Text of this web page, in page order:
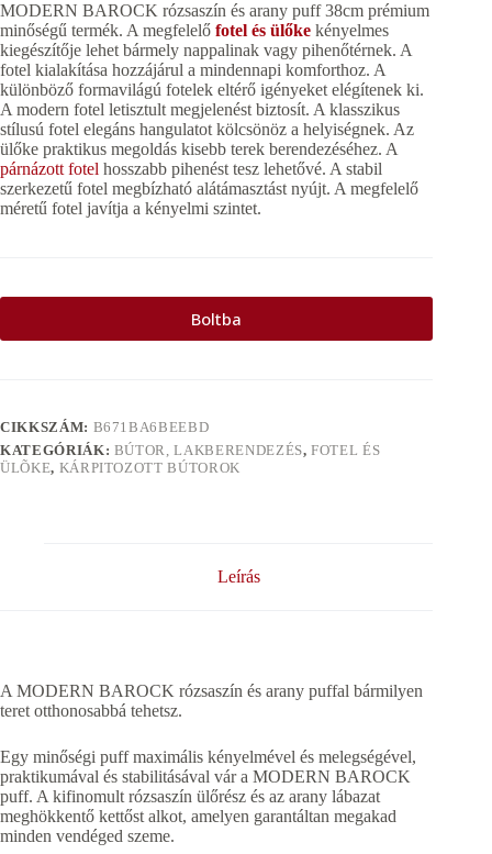
MODERN BAROCK rózsaszín és arany puff 38cm prémium
minőségű termék. A megfelelő fotel és ülőke kényelmes
kiegészítője lehet bármely nappalinak vagy pihenőtérnek. A
fotel kialakítása hozzájárul a mindennapi komforthoz. A
különböző formavilágú fotelek eltérő igényeket elégítenek ki.
A modern fotel letisztult megjelenést biztosít. A klasszikus
stílusú fotel elegáns hangulatot kölcsönöz a helyiségnek. Az
ülőke praktikus megoldás kisebb terek berendezéséhez. A
párnázott fotel hosszabb pihenést tesz lehetővé. A stabil
szerkezetű fotel megbízható alátámasztást nyújt. A megfelelő
méretű fotel javítja a kényelmi szintet.
Boltba
CIKKSZÁM: B671BA6BEEBD
KATEGÓRIÁK: BÚTOR, LAKBERENDEZÉS,FOTEL ÉS
ÜLÕKE, KÁRPITOZOTT BÚTOROK
Leírás
A MODERN BAROCK rózsaszín és arany puffal bármilyen
teret otthonosabbá tehetsz.
Egy minőségi puff maximális kényelmével és melegségével,
praktikumával és stabilitásával vár a MODERN BAROCK
puff. A kifinomult rózsaszín ülőrész és az arany lábazat
meghökkentő kettőst alkot, amelyen garantáltan megakad
minden vendéged szeme.